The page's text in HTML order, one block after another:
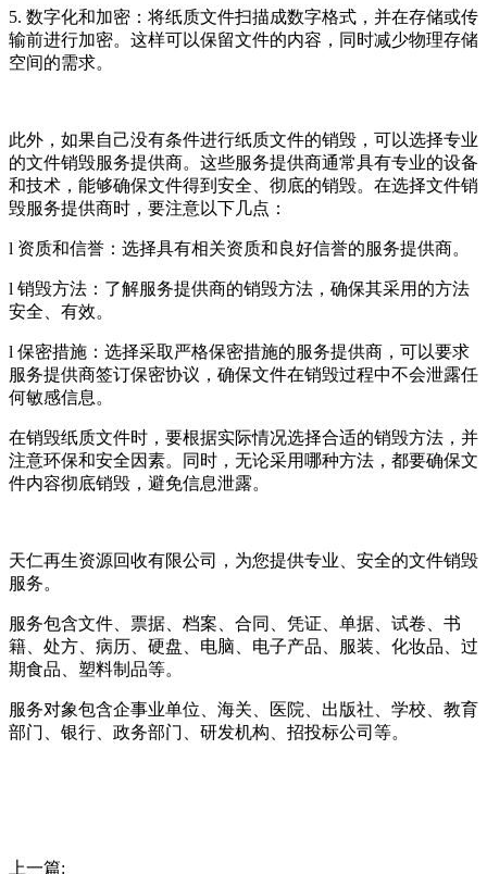
5. 数字化和加密：将纸质文件扫描成数字格式，并在存储或传
输前进行加密。这样可以保留文件的内容，同时减少物理存储
空间的需求。
此外，如果自己没有条件进行纸质文件的销毁，可以选择专业
的文件销毁服务提供商。这些服务提供商通常具有专业的设备
和技术，能够确保文件得到安全、彻底的销毁。在选择文件销
毁服务提供商时，要注意以下几点：
l 资质和信誉：选择具有相关资质和良好信誉的服务提供商。
l 销毁方法：了解服务提供商的销毁方法，确保其采用的方法
安全、有效。
l 保密措施：选择采取严格保密措施的服务提供商，可以要求
服务提供商签订保密协议，确保文件在销毁过程中不会泄露任
何敏感信息。
在销毁纸质文件时，要根据实际情况选择合适的销毁方法，并
注意环保和安全因素。同时，无论采用哪种方法，都要确保文
件内容彻底销毁，避免信息泄露。
天仁再生资源回收有限公司，为您提供专业、安全的文件销毁
服务。
服务包含文件、票据、档案、合同、凭证、单据、试卷、书
籍、处方、病历、硬盘、电脑、电子产品、服装、化妆品、过
期食品、塑料制品等。
服务对象包含企事业单位、海关、医院、出版社、学校、教育
部门、银行、政务部门、研发机构、招投标公司等。
上一篇: